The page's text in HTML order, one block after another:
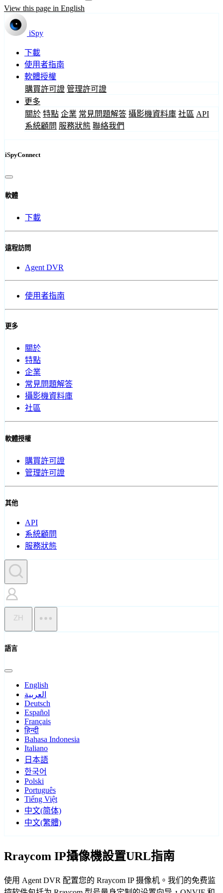
View this page in English
iSpy
下載
使用者指南
軟體授權
購買許可證 管理許可證
更多
關於 特點 企業 常見問題解答 攝影機資料庫 社區 API
系統顧問 服務狀態 聯絡我們
iSpyConnect
軟體
下載
遠程訪問
Agent DVR
使用者指南
更多
關於
特點
企業
常見問題解答
攝影機資料庫
社區
軟體授權
購買許可證
管理許可證
其他
API
系統顧問
服務狀態
ZH
語言
English
العربية
Deutsch
Español
Français
हिन्दी
Bahasa Indonesia
Italiano
日本語
한국어
Polski
Português
Tiếng Việt
中文(简体)
中文(繁體)
Rraycom IP攝像機設置URL指南
使用 Agent DVR 配置您的 Rraycom IP 摄像机。我们的免费监